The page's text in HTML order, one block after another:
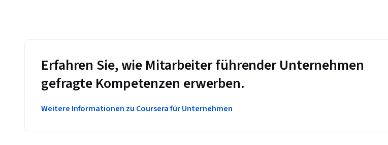
Erfahren Sie, wie Mitarbeiter führender Unternehmen
gefragte Kompetenzen erwerben.
Weitere Informationen zu Coursera für Unternehmen